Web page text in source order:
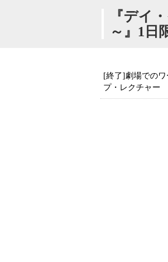
『デイ
～』1日
[終了]劇場でのワ
プ・レクチャー